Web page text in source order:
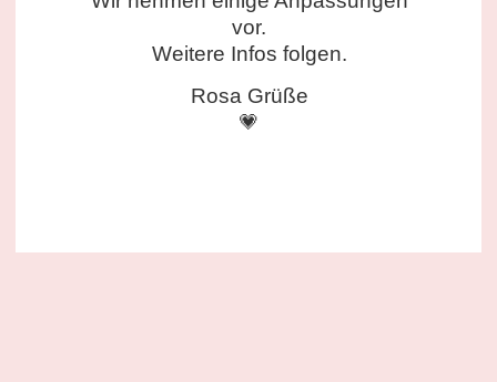
vor.
Weitere Infos folgen.
Rosa Grüße
💗